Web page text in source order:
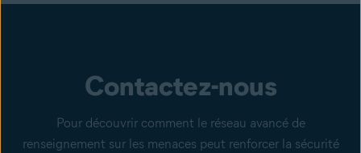
Contactez-nous
Pour découvrir comment le réseau avancé de
renseignement sur les menaces peut renforcer la sécurité